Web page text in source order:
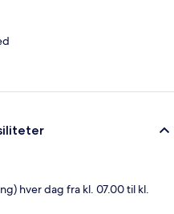
hver dag fra kl. 07.00 til kl.